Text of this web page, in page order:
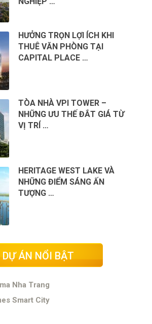
HƯỞNG TRỌN LỢI ÍCH KHI
THUÊ VĂN PHÒNG TẠI
CAPITAL PLACE …
TÒA NHÀ VPI TOWER –
NHỮNG ƯU THẾ ĐẮT GIÁ TỪ
VỊ TRÍ …
HERITAGE WEST LAKE VÀ
NHỮNG ĐIỂM SÁNG ẤN
TƯỢNG …
DỰ ÁN NỔI BẬT
Nha Trang
Smart City